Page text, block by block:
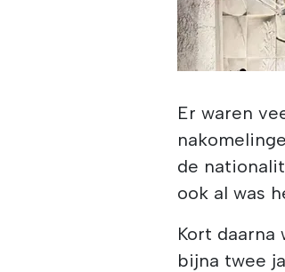
Er waren
de
ook al was
Kort
bijna twee